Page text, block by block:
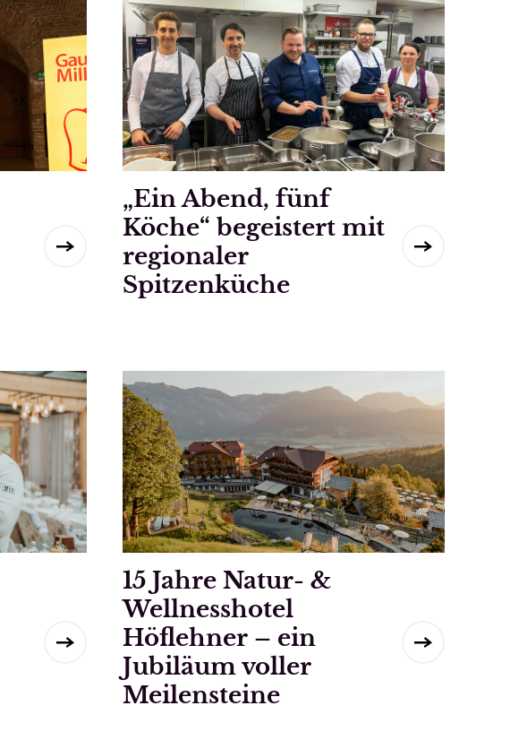
„Ein Abend, fünf
Köche“ begeistert mit
regionaler
Spitzenküche
15 Jahre Natur- &
Wellnesshotel
Höflehner – ein
Jubiläum voller
Meilensteine